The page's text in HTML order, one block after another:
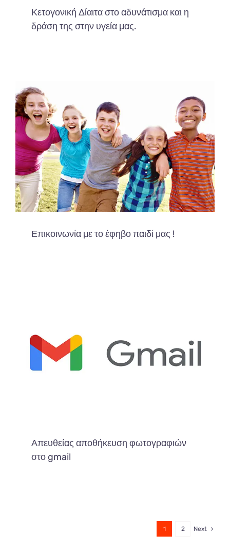
Κετογονική Δίαιτα στο αδυνάτισμα και η
δράση της στην υγεία μας.
Επικοινωνία με το έφηβο παιδί μας !
Απευθείας αποθήκευση φωτογραφιών
στο gmail
1 2 Next